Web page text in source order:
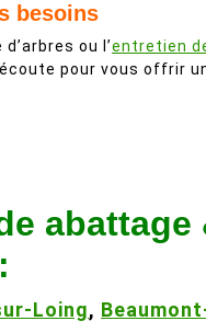
besoins
ou l’entretien
pour vous offrir
abattage
Loing,